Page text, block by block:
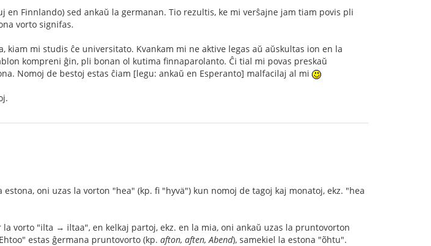
Finnlando) sed ankaŭ la germanan. Tio rezultis, ke mi verŝajne jam tiam povis pli
vorto signifas.
kiam mi studis ĉe universitato. Kvankam mi ne aktive legas aŭ aŭskultas ion en la
kompreni ĝin, pli bonan ol kutima finnaparolanto. Ĉi tial mi povas preskaŭ
Nomoj de bestoj estas ĉiam [legu: ankaŭ en Esperanto] malfacilaj al mi
oni uzas la vorton "hea" (kp. fi "hyvä") kun nomoj de tagoj kaj monatoj, ekz. "hea
vorto "ilta → iltaa", en kelkaj partoj, ekz. en la mia, oni ankaŭ uzas la pruntovorton
estas ĝermana pruntovorto (kp. afton, aften, Abend), samekiel la estona "õhtu".